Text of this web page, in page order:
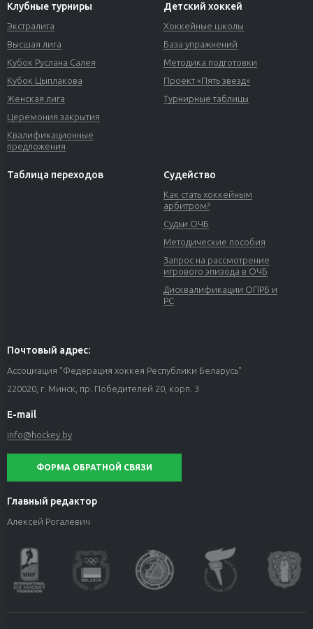
Клубные турниры
Экстралига
Высшая лига
Кубок Руслана Салея
Кубок Цыплакова
Женская лига
Церемония закрытия
Квалификационные
предложения
Детский хоккей
Хоккейные школы
База упражнений
Методика подготовки
Проект «Пять звезд»
Турнирные таблицы
Таблица переходов Судейство
Как стать хоккейным
арбитром?
Судьи ОЧБ
Методические пособия
Запрос на рассмотрение
игрового эпизода в ОЧБ
Дисквалификации ОПРБ и
РС
Почтовый адрес:
Ассоциация "Федерация хоккея Республики Беларусь"
220020, г. Минск, пр. Победителей 20, корп. 3
E-mail
info@hockey.by
ФОРМА ОБРАТНОЙ СВЯЗИ
Главный редактор
Алексей Рогалевич